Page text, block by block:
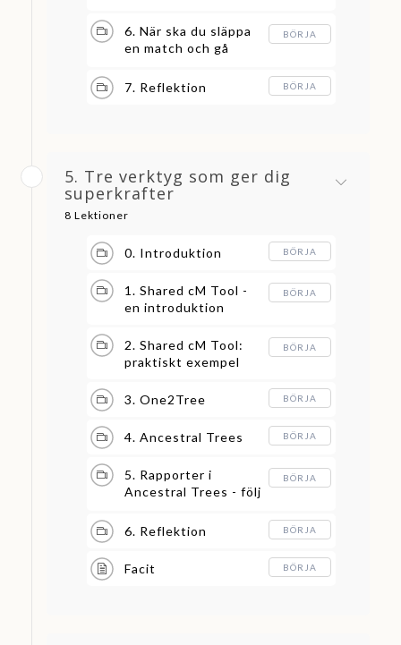
6. När ska du släppa
en match och gå
BÖRJA
7. Reflektion BÖRJA
5. Tre verktyg som ger dig
superkrafter
8 Lektioner
0. Introduktion BÖRJA
1. Shared cM Tool -
en introduktion
BÖRJA
2. Shared cM Tool:
praktiskt exempel
BÖRJA
3. One2Tree BÖRJA
4. Ancestral Trees BÖRJA
5. Rapporter i
Ancestral Trees - följ
BÖRJA
6. Reflektion BÖRJA
Facit BÖRJA